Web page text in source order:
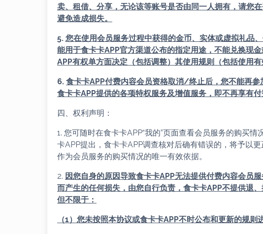
卖、租借、分享，无论该等账号是否由同一人拥有，请
避免造成损失。
5. 您在使用会员服务过程中获得的金币、实体或虚拟礼品
能用于食卡卡APP官方渠道公布的指定用途，不能兑换现
APP有权单方面决定（包括调整）其使用规则（包括使用有
6. 食卡卡APP付费内容会员资格取消/终止后，您不能再参
食卡卡APP提供的各项特权服务及增值服务，即不再享有付
四、权利声明：
1. 您可随时在食卡卡APP“我的”页面查看会员服务的购买
卡APP提出，食卡卡APP调查核对后确有错误的，将予以
作为会员服务的购买情况的唯一有效依据。
2. 因您自身的原因导致食卡卡APP无法提供付费内容会员
而产生的任何损失，由您自行负责， 食卡卡APP不提供退
但不限于：
（1）您未按照本协议或食卡卡APP不时公布和更新的规则